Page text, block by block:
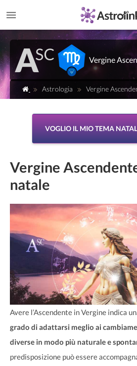
Vergine
Astrologia Vergine
VOGLIO IL MIO TEMA
Vergine
natale
Avere l’Ascendente in Vergine indica
grado di adattarsi meglio ai
diverse in modo più naturale e
predisposizione può essere